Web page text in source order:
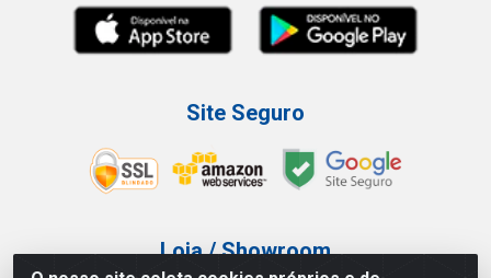
Site Seguro
Loja / Showroom